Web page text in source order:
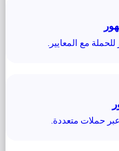
مع المعايير.
حملات متعددة.